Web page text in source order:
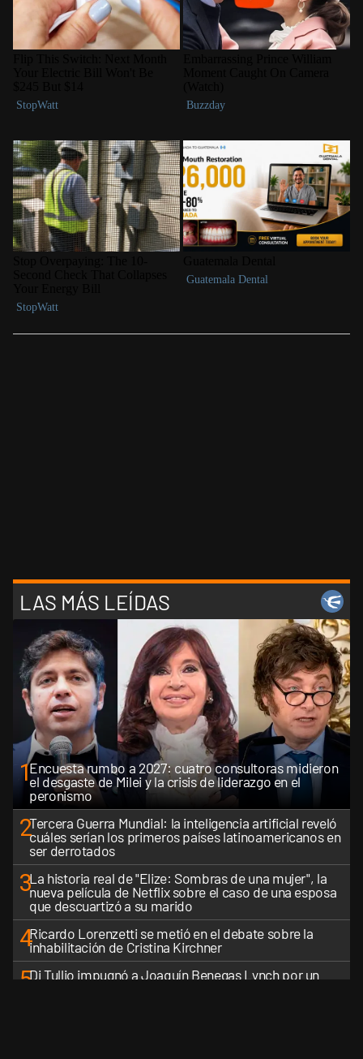
LAS MÁS LEÍDAS
1Encuesta rumbo a 2027: cuatro consultoras midieron
el desgaste de Milei y la crisis de liderazgo en el
peronismo
2Tercera Guerra Mundial: la inteligencia artificial reveló
cuáles serían los primeros países latinoamericanos en
ser derrotados
3La historia real de "Elize: Sombras de una mujer", la
nueva película de Netflix sobre el caso de una esposa
que descuartizó a su marido
4Ricardo Lorenzetti se metió en el debate sobre la
inhabilitación de Cristina Kirchner
5Di Tullio impugnó a Joaquín Benegas Lynch por un